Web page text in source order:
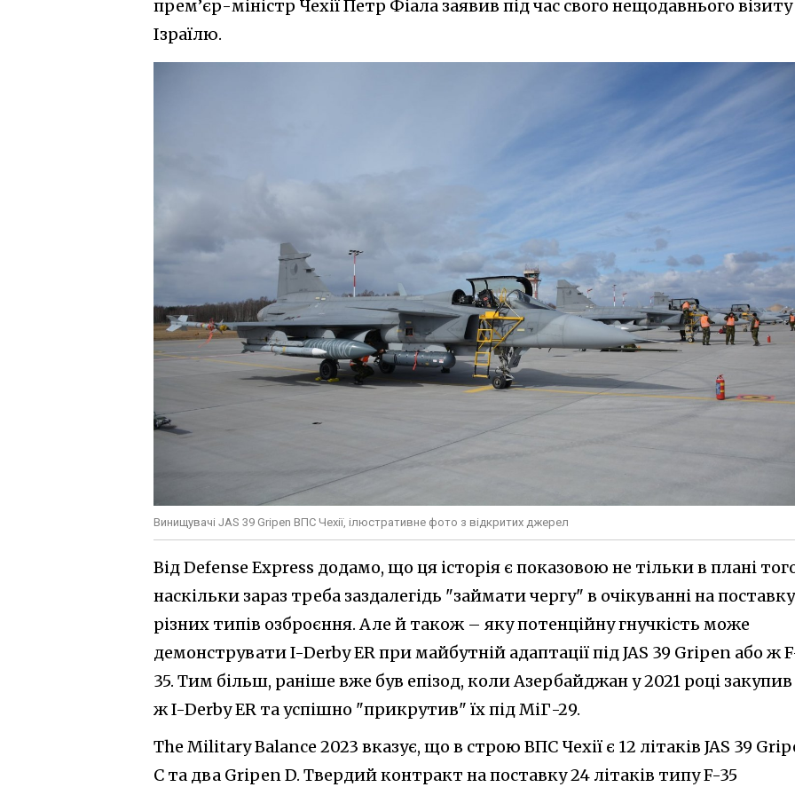
прем’єр-міністр Чехії Петр Фіала заявив під час свого нещодавнього
Ізраїлю.
Винищувачі JAS 39 Gripen ВПС Чехії, ілюстративне фото з відкритих джерел
Від Defense Express додамо, що ця історія є показовою не тільки в плані
наскільки зараз треба заздалегідь "займати чергу" в очікуванні на поставку
різних типів озброєння. Але й також – яку потенційну гнучкість може
демонструвати I-Derby ER при майбутній адаптації під JAS 39 Gripen або ж
35. Тим більш, раніше вже був епізод, коли Азербайджан у 2021 році закупив
ж I-Derby ER та успішно "прикрутив" їх під МіГ-29.
The Military Balance 2023 вказує, що в строю ВПС Чехії є 12 літаків JAS 39
C та два Gripen D. Твердий контракт на поставку 24 літаків типу F-35